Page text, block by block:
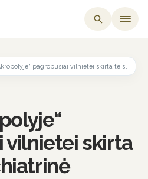
vilnietei skirta